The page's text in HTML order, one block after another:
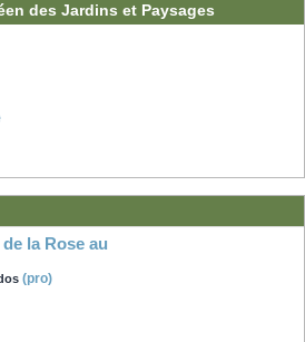
des Jardins et Paysages
(pro)